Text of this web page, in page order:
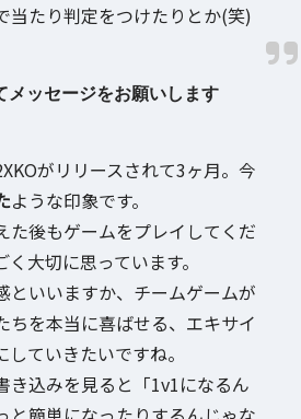
当たり判定をつけたりとか(笑)
ッセージをお願いします
がリリースされて3ヶ月。今
ような印象です。
た後もゲームをプレイしてくだ
大切に思っています。
といいますか、チームゲームが
ちを本当に喜ばせる、エキサイ
ていきたいですね。
き込みを見ると「1v1になるん